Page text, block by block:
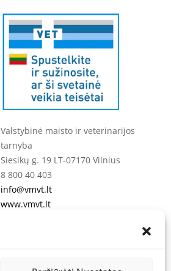
Valstybinė maisto ir veterinarijos
tarnyba
Siesikų g. 19 LT-07170 Vilnius
8 800 40 403
info@vmvt.lt
www.vmvt.lt